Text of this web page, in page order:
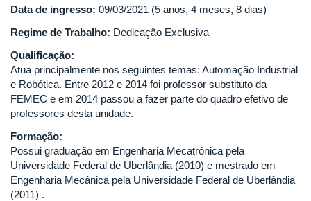
Data de ingresso: 09/03/2021 (5 anos, 4 meses, 8 dias)
Regime de Trabalho: Dedicação Exclusiva
Qualificação:
Atua principalmente nos seguintes temas: Automação Industrial
e Robótica. Entre 2012 e 2014 foi professor substituto da
FEMEC e em 2014 passou a fazer parte do quadro efetivo de
professores desta unidade.
Formação:
Possui graduação em Engenharia Mecatrônica pela
Universidade Federal de Uberlândia (2010) e mestrado em
Engenharia Mecânica pela Universidade Federal de Uberlândia
(2011) .